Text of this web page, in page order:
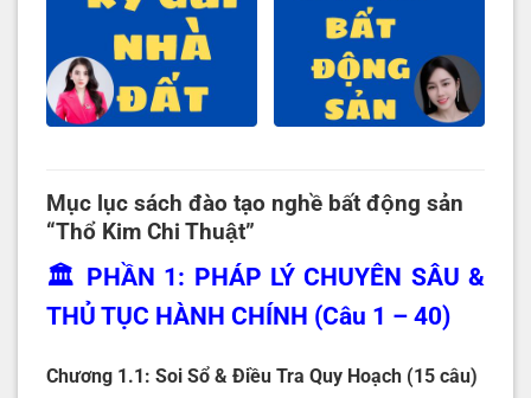
Mục lục sách đào tạo nghề bất động sản
“Thổ Kim Chi Thuật”
🏛️ PHẦN 1: PHÁP LÝ CHUYÊN SÂU &
THỦ TỤC HÀNH CHÍNH (Câu 1 – 40)
Chương 1.1: Soi Sổ & Điều Tra Quy Hoạch (15 câu)